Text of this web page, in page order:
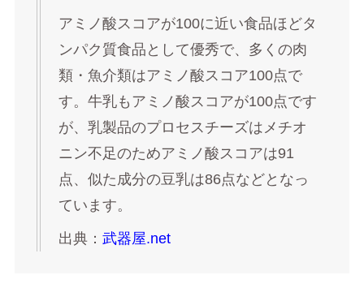
アミノ酸スコアが100に近い食品ほどタ
ンパク質食品として優秀で、多くの肉
類・魚介類はアミノ酸スコア100点で
す。牛乳もアミノ酸スコアが100点です
が、乳製品のプロセスチーズはメチオ
ニン不足のためアミノ酸スコアは91
点、似た成分の豆乳は86点などとなっ
ています。
出典： 武器屋.net